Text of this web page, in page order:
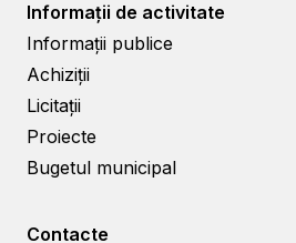
Informații de activitate
Informații publice
Achiziții
Licitații
Proiecte
Bugetul municipal
Contacte